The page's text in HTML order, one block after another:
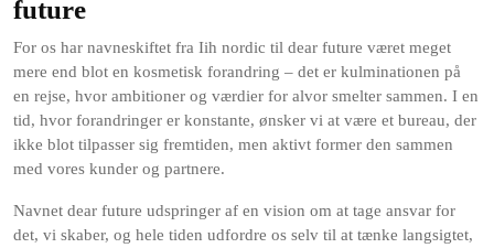
future
For os har navneskiftet fra Iih nordic til dear future været meget
mere end blot en kosmetisk forandring – det er kulminationen på
en rejse, hvor ambitioner og værdier for alvor smelter sammen. I en
tid, hvor forandringer er konstante, ønsker vi at være et bureau, der
ikke blot tilpasser sig fremtiden, men aktivt former den sammen
med vores kunder og partnere.
Navnet dear future udspringer af en vision om at tage ansvar for
det, vi skaber, og hele tiden udfordre os selv til at tænke langsigtet,